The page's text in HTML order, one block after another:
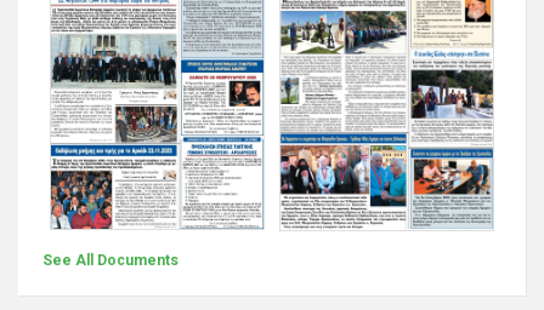
See All Documents